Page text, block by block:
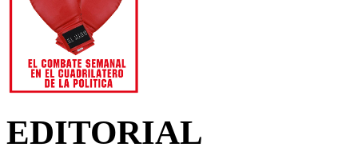
EDITORIAL